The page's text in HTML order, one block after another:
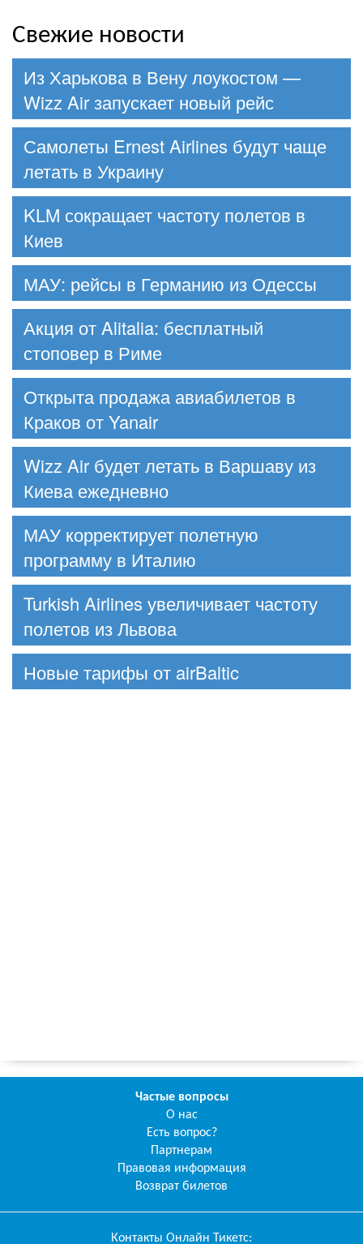
Свежие новости
Из Харькова в Вену лоукостом —
Wizz Air запускает новый рейс
Самолеты Ernest Airlines будут чаще
летать в Украину
KLM сокращает частоту полетов в
Киев
МАУ: рейсы в Германию из Одессы
Акция от Alitalia: бесплатный
стоповер в Риме
Открыта продажа авиабилетов в
Краков от Yanair
Wizz Air будет летать в Варшаву из
Киева ежедневно
МАУ корректирует полетную
программу в Италию
Turkish Airlines увеличивает частоту
полетов из Львова
Новые тарифы от airBaltic
Частые вопросы
О нас
Есть вопрос?
Партнерам
Правовая информация
Возврат билетов
Контакты Онлайн Тикетс: